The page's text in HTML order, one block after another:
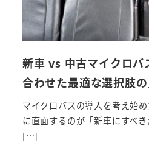
新車 vs 中古マイクロバ
合わせた最適な選択肢
マイクロバスの導入を考え始
に直面するのが「新車にすべ
[…]